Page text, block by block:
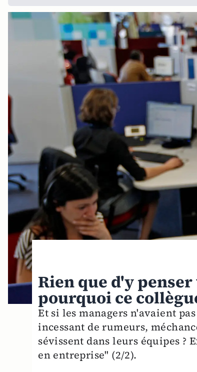
Rien que d'y
pourquoi ce
Et si les managers n'avaient
incessant de rumeurs,
sévissent dans leurs équipes ?
en entreprise" (2/2).